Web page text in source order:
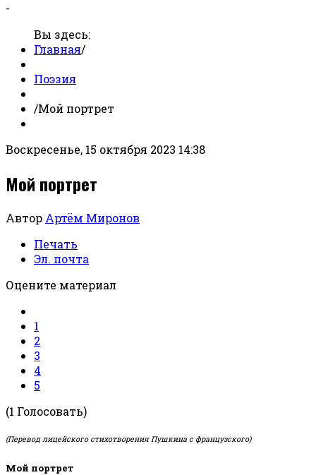
-
Вы здесь:
Главная/
Поэзия
/Мой портрет
Воскресенье, 15 октября 2023 14:38
Мой портрет
Автор Артём Миронов
Печать
Эл. почта
Оцените материал
1
2
3
4
5
(1 Голосовать)
(Перевод лицейского стихотворения Пушкина с французского)
Мой портрет